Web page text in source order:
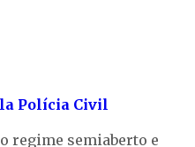
Polícia Civil
regime semiaberto e